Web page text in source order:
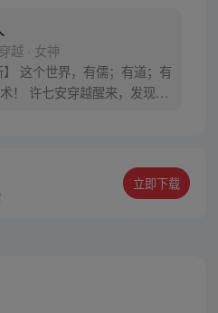
越 · 女神
】 这个世界，有儒；有道；有
！ 许七安穿越醒来，发现自
名小说 QQ群号：
立即下载